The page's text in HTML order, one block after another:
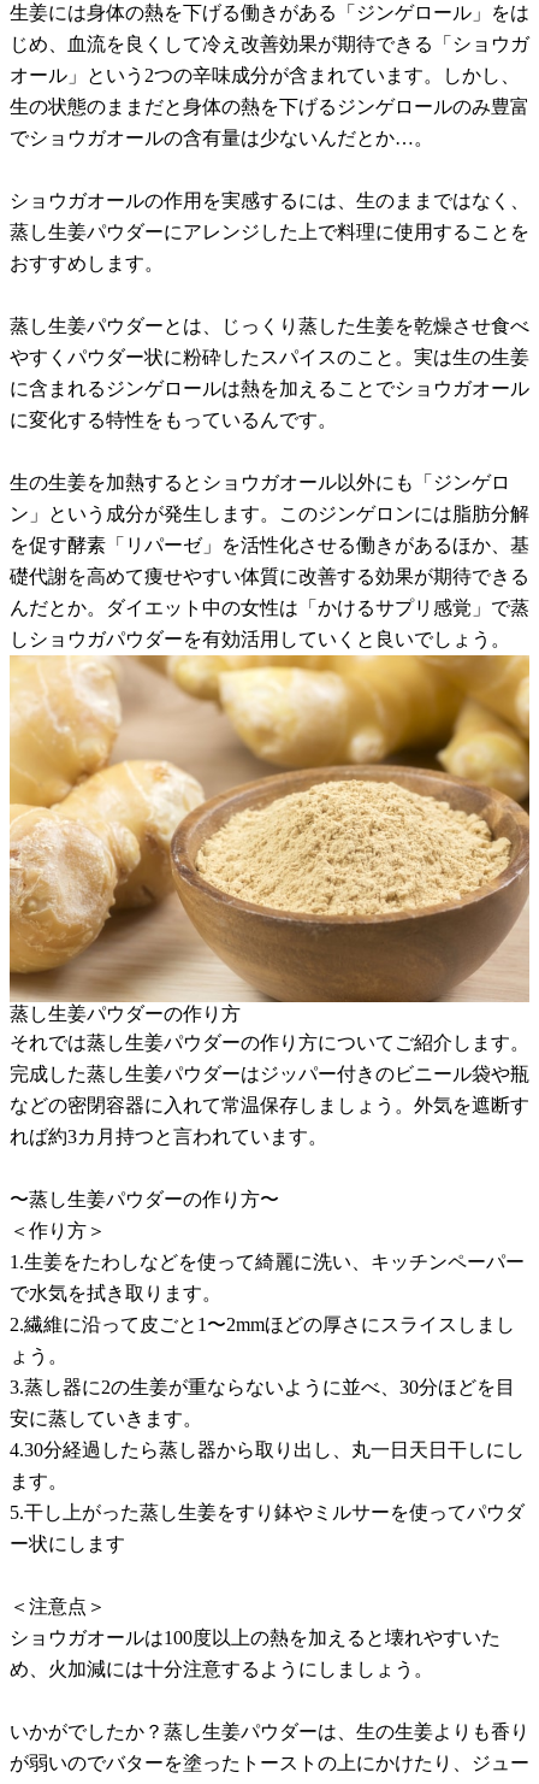
生姜には身体の熱を下げる働きがある「ジンゲロール」をは
じめ、血流を良くして冷え改善効果が期待できる「ショウガ
オール」という2つの辛味成分が含まれています。しかし、
生の状態のままだと身体の熱を下げるジンゲロールのみ豊富
でショウガオールの含有量は少ないんだとか…。
ショウガオールの作用を実感するには、生のままではなく、
蒸し生姜パウダーにアレンジした上で料理に使用することを
おすすめします。
蒸し生姜パウダーとは、じっくり蒸した生姜を乾燥させ食べ
やすくパウダー状に粉砕したスパイスのこと。実は生の生姜
に含まれるジンゲロールは熱を加えることでショウガオール
に変化する特性をもっているんです。
生の生姜を加熱するとショウガオール以外にも「ジンゲロ
ン」という成分が発生します。このジンゲロンには脂肪分解
を促す酵素「リパーゼ」を活性化させる働きがあるほか、基
礎代謝を高めて痩せやすい体質に改善する効果が期待できる
んだとか。ダイエット中の女性は「かけるサプリ感覚」で蒸
しショウガパウダーを有効活用していくと良いでしょう。
蒸し生姜パウダーの作り方
それでは蒸し生姜パウダーの作り方についてご紹介します。
完成した蒸し生姜パウダーはジッパー付きのビニール袋や瓶
などの密閉容器に入れて常温保存しましょう。外気を遮断す
れば約3カ月持つと言われています。
〜蒸し生姜パウダーの作り方〜
＜作り方＞
1.生姜をたわしなどを使って綺麗に洗い、キッチンペーパー
で水気を拭き取ります。
2.繊維に沿って皮ごと1〜2mmほどの厚さにスライスしまし
ょう。
3.蒸し器に2の生姜が重ならないように並べ、30分ほどを目
安に蒸していきます。
4.30分経過したら蒸し器から取り出し、丸一日天日干しにし
ます。
5.干し上がった蒸し生姜をすり鉢やミルサーを使ってパウダ
ー状にします
＜注意点＞
ショウガオールは100度以上の熱を加えると壊れやすいた
め、火加減には十分注意するようにしましょう。
いかがでしたか？蒸し生姜パウダーは、生の生姜よりも香り
が弱いのでバターを塗ったトーストの上にかけたり、ジュー